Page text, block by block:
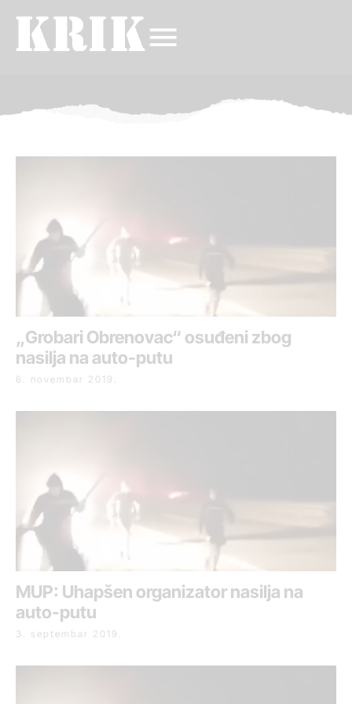
„Grobari Obrenovac“ osuđeni zbog
nasilja na auto-putu
6. novembar 2019.
MUP: Uhapšen organizator nasilja na
auto-putu
3. septembar 2019.